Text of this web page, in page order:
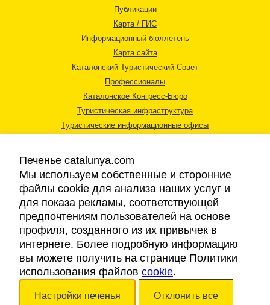
Публикации
Карта / ГИС
Информационный бюллетень
Карта сайта
Каталонский Туристический Совет
Профессионалы
Каталонское Конгресс-Бюро
Туристическая инфраструктура
Туристические информационные офисы
Правовая информация
Cookies
Доступность
Авторские права © 2026. Каталонский Туристический Совет. Все права
Печенье catalunya.com
Мы используем собственные и сторонние
файлы cookie для анализа наших услуг и
для показа рекламы, соответствующей
предпочтениям пользователей на основе
профиля, созданного из их привычек в
интернете. Более подробную информацию
вы можете получить на странице Политики
использования файлов cookie.
Настройки печенья Отклонить все